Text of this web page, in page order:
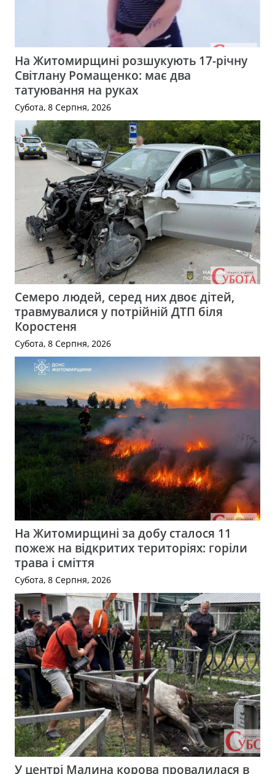
На Житомирщині розшукують 17-річну
Світлану Ромащенко: має два
татуювання на руках
Субота, 8 Серпня, 2026
Семеро людей, серед них двоє дітей,
травмувалися у потрійній ДТП біля
Коростеня
Субота, 8 Серпня, 2026
На Житомирщині за добу сталося 11
пожеж на відкритих територіях: горіли
трава і сміття
Субота, 8 Серпня, 2026
У центрі Малина корова провалилася в